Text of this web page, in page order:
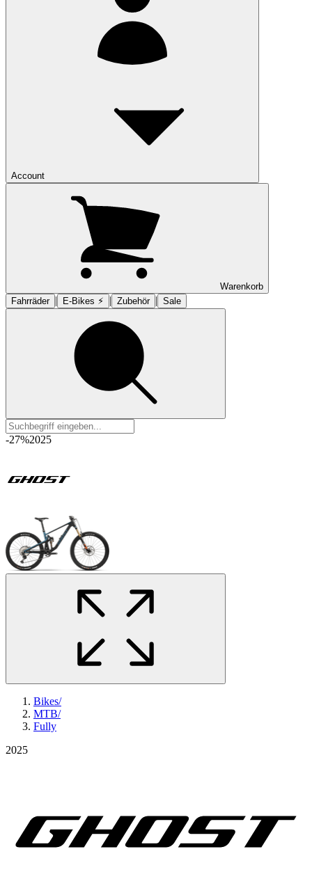
Account
Warenkorb
Fahrräder | E-Bikes ⚡︎ | Zubehör | Sale
-27%2025
Bikes/
MTB/
Fully
2025